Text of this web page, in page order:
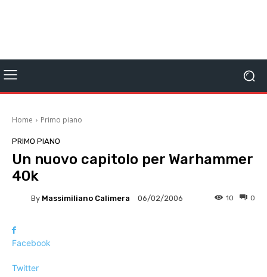
Home Primo piano
PRIMO PIANO
Un nuovo capitolo per Warhammer
40k
By Massimiliano Calimera 06/02/2006 0
10
Facebook
Twitter